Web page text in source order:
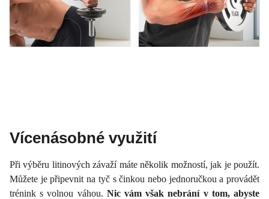
Vícenásobné využití
Při výběru litinových závaží máte několik možností, jak je použít.
Můžete je připevnit na tyč s činkou nebo jednoručkou a provádět
trénink s volnou váhou. Nic vám však nebrání v tom, abyste